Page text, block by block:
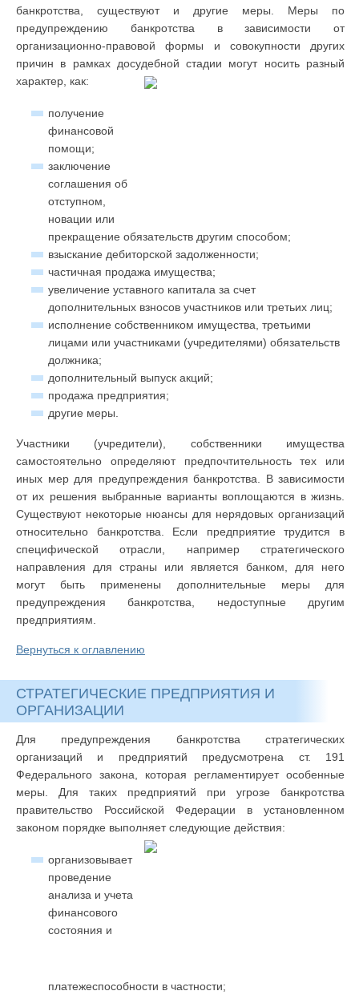
банкротства, существуют и другие меры. Меры по
предупреждению банкротства в зависимости от
организационно-правовой формы и совокупности других
причин в рамках досудебной стадии могут носить разный
характер, как:
получение
финансовой
помощи;
заключение
соглашения об
отступном,
новации или
прекращение обязательств другим способом;
взыскание дебиторской задолженности;
частичная продажа имущества;
увеличение уставного капитала за счет
дополнительных взносов участников или третьих лиц;
исполнение собственником имущества, третьими
лицами или участниками (учредителями) обязательств
должника;
дополнительный выпуск акций;
продажа предприятия;
другие меры.
Участники (учредители), собственники имущества
самостоятельно определяют предпочтительность тех или
иных мер для предупреждения банкротства. В зависимости
от их решения выбранные варианты воплощаются в жизнь.
Существуют некоторые нюансы для нерядовых организаций
относительно банкротства. Если предприятие трудится в
специфической отрасли, например стратегического
направления для страны или является банком, для него
могут быть применены дополнительные меры для
предупреждения банкротства, недоступные другим
предприятиям.
Вернуться к оглавлению
СТРАТЕГИЧЕСКИЕ ПРЕДПРИЯТИЯ И
ОРГАНИЗАЦИИ
Для предупреждения банкротства стратегических
организаций и предприятий предусмотрена ст. 191
Федерального закона, которая регламентирует особенные
меры. Для таких предприятий при угрозе банкротства
правительство Российской Федерации в установленном
законом порядке выполняет следующие действия:
организовывает
проведение
анализа и учета
финансового
состояния и
платежеспособности в частности;